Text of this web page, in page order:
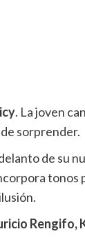
. La joven
sorprender.
de su
tonos
Rengifo,